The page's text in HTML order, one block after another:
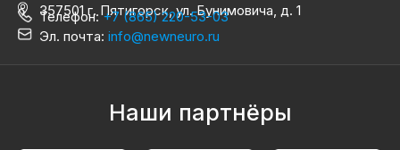
357501 г. Пятигорск, ул. Бунимовича, д. 1
Телефон:+7 (865) 220-53-03
Эл. почта: info@newneuro.ru
Наши партнёры